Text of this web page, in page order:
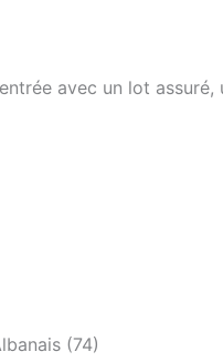
avec un lot assuré,
(74)